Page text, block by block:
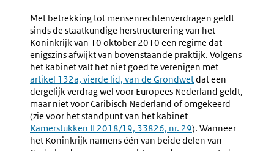
Met betrekking tot mensenrechtenverdragen geldt
sinds de staatkundige herstructurering van het
Koninkrijk van 10 oktober 2010 een regime dat
enigszins afwijkt van bovenstaande praktijk. Volgens
het kabinet valt het niet goed te verenigen met
link:
artikel 132a, vierde lid, van de Grondwetdat een
dergelijk verdrag wel voor Europees Nederland geldt,
maar niet voor Caribisch Nederland of omgekeerd
(zie voor het standpunt van het kabinet
link:
Kamerstukken II 2018/19, 33826, nr. 29). Wanneer
het Koninkrijk namens één van beide delen van